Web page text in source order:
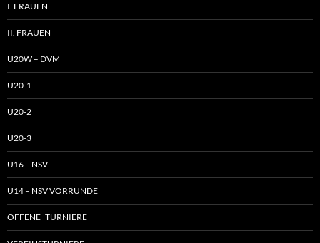
I. FRAUEN
II. FRAUEN
U20W – DVM
U20-1
U20-2
U20-3
U16 – NSV
U14 – NSV VORRUNDE
OFFENE TURNIERE